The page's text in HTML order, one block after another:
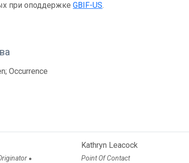
при оподдержкеGBIF-US.
Occurrence
●
Kathryn Leacock
Point Of Contact